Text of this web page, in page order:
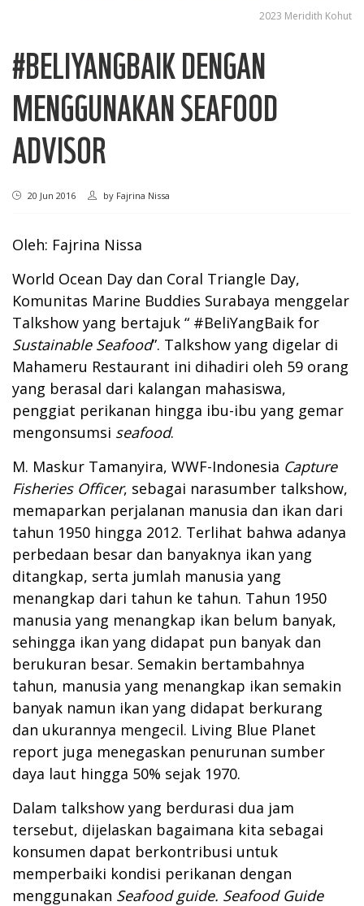
2023 Meridith Kohut
#BELIYANGBAIK DENGAN
MENGGUNAKAN SEAFOOD
ADVISOR
20 Jun 2016 by Fajrina Nissa
Oleh: Fajrina Nissa
World Ocean Day dan Coral Triangle Day,
Komunitas Marine Buddies Surabaya menggelar
Talkshow yang bertajuk “ #BeliYangBaik for
Sustainable Seafood”. Talkshow yang digelar di
Mahameru Restaurant ini dihadiri oleh 59 orang
yang berasal dari kalangan mahasiswa,
penggiat perikanan hingga ibu-ibu yang gemar
mengonsumsi seafood.
M. Maskur Tamanyira, WWF-Indonesia Capture
Fisheries Officer, sebagai narasumber talkshow,
memaparkan perjalanan manusia dan ikan dari
tahun 1950 hingga 2012. Terlihat bahwa adanya
perbedaan besar dan banyaknya ikan yang
ditangkap, serta jumlah manusia yang
menangkap dari tahun ke tahun. Tahun 1950
manusia yang menangkap ikan belum banyak,
sehingga ikan yang didapat pun banyak dan
berukuran besar. Semakin bertambahnya
tahun, manusia yang menangkap ikan semakin
banyak namun ikan yang didapat berkurang
dan ukurannya mengecil. Living Blue Planet
report juga menegaskan penurunan sumber
daya laut hingga 50% sejak 1970.
Dalam talkshow yang berdurasi dua jam
tersebut, dijelaskan bagaimana kita sebagai
konsumen dapat berkontribusi untuk
memperbaiki kondisi perikanan dengan
menggunakan Seafood guide. Seafood Guide